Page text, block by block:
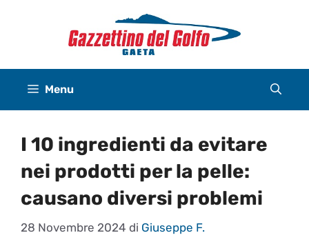
Menu
I 10 ingredienti da evitare
nei prodotti per la pelle:
causano diversi problemi
28 Novembre 2024 di Giuseppe F.